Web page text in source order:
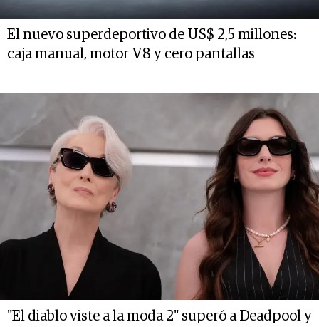
El nuevo superdeportivo de US$ 2,5 millones:
caja manual, motor V8 y cero pantallas
"El diablo viste a la moda 2" superó a Deadpool y